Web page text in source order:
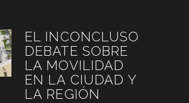
EL INCONCLUSO
DEBATE SOBRE
LA MOVILIDAD
EN LA CIUDAD Y
LA REGIÓN